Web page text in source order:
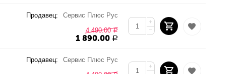
Продавец:
Сервис Плюс Рус
4 490.00 Р
1 890.00 Р
+
−
Продавец:
Сервис Плюс Рус
+